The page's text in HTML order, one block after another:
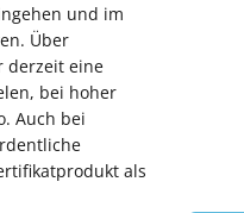
und im
Über
derzeit eine
bei hoher
Auch bei
als